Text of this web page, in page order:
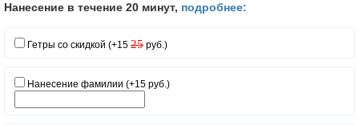
Нанесение в течение 20 минут, подробнее:
Гетры со скидкой (+15 25 руб.)
Нанесение фамилии (+15 руб.)